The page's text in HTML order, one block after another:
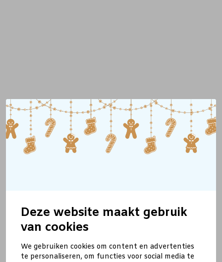
Deze website maakt gebruik
van cookies
We gebruiken cookies om content en advertenties
te personaliseren, om functies voor social media te